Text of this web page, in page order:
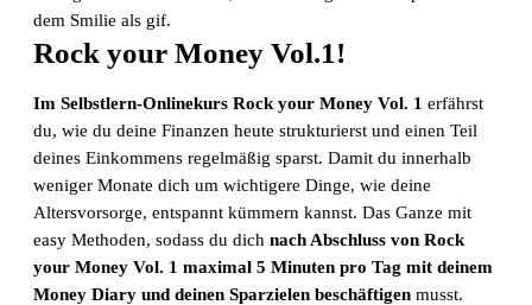
Rock your Money Vol.1!
Im Selbstlern-Onlinekurs Rock your Money Vol. 1 erfährst
du, wie du deine Finanzen heute strukturierst und einen Teil
deines Einkommens regelmäßig sparst. Damit du innerhalb
weniger Monate dich um wichtigere Dinge, wie deine
Altersvorsorge, entspannt kümmern kannst. Das Ganze mit
easy Methoden, sodass du dich nach Abschluss von Rock
your Money Vol. 1 maximal 5 Minuten pro Tag mit deinem
Money Diary und deinen Sparzielen beschäftigen musst.